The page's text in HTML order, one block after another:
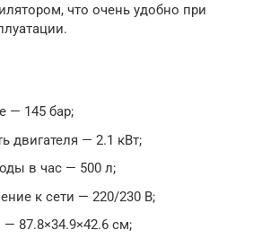
что очень удобно при
— 145 бар;
двигателя — 2.1 кВт;
в час — 500 л;
к сети — 220/230 В;
87.8×34.9×42.6 см;